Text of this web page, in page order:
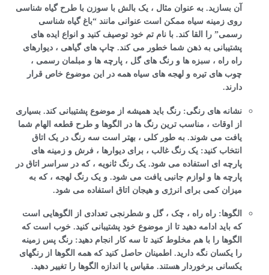
آن بسازید. به عنوان مثال ، یک بالش با سوزن با طرح گیاه شناسی
روی زمینه سیاه ممکن است عنوانی مانند “باغ گیاه شناسی
رسمی” را القا کند. با نام تم خود توصیف کنید و انواع ایده های
پشتیبانی به ذهن شما خطور می کند. چاپ های گیاهی ، دیوارهای
راه راه ، سبزه ها و رنگ های گل ، پارچه ها و مبلمان رسمی ،
چوب های تیره و لهجه های سیاه همه در این موضوع خاص قرار
دارند.
نشانه های رنگی: رنگ باید همیشه از موضوع پشتیبانی کند. بسیاری
از اوقات ، مناسب ترین رنگ ها در الگوها و طرح قطعه الهام شما
یافت می شوند. به طور کلی ، بهتر است سه رنگ در یک اتاق
انتخاب کنید: یک رنگ غالب ، برای دیوارها ، فرش و زمینه های
پارچه ای استفاده می شود. یک رنگ ثانویه ، که در سراسر اتاق در
پارچه ها و لوازم جانبی یافت می شود. و یک رنگ لهجه ، که به
میزان کمی برای انرژی و هیجان اتاق استفاده می شود.
الگوها: راه راه ، چک ، گل و شطرنجی تعدادی از الگوهایی است
که باید ادامه دهید تا از موضوع خود پشتیبانی کنید. خوب است که
الگوها را با هم مخلوط کنید تا سه کار انجام دهید: رنگ پس زمینه
را یکسان نگه دارید. اطمینان حاصل کنید که همه الگوها از رنگهای
یکسانی برخوردار هستند. مقیاس یا اندازه الگوها را تغییر دهید.